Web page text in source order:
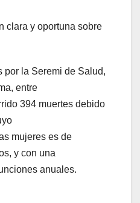
clara y oportuna sobre
por la Seremi de Salud,
entre
394 muertes debido
mujeres es de
y con una
anuales.